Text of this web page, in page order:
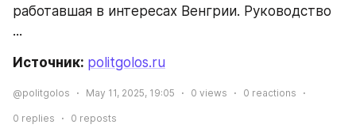
работавшая в интересах Венгрии. Руководство
...
Источник: politgolos.ru
@politgolos May 11, 2025, 19:05 0 views 0 reactions
0 replies 0 reposts